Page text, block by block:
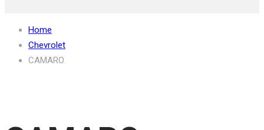
Home
Chevrolet
CAMARO